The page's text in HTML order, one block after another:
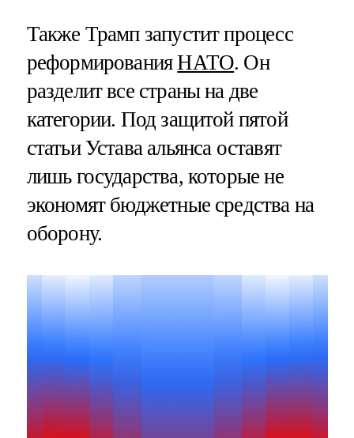
Также Трамп запустит процесс
реформированияНАТО. Он
разделит все страны на две
категории. Под защитой пятой
статьи Устава альянса оставят
лишь государства, которые не
экономят бюджетные средства на
оборону.